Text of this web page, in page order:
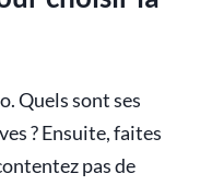
Quels sont ses
? Ensuite, faites
pas de